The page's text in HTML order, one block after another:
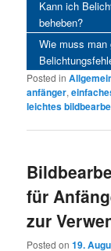
Kann ich
beheben?
Wie muss man
Posted in
anfänger,
leichtes
für
zur
Posted on19.